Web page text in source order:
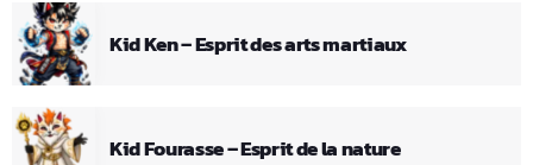
Kid Ken – Esprit des arts martiaux
Kid Fourasse – Esprit de la nature